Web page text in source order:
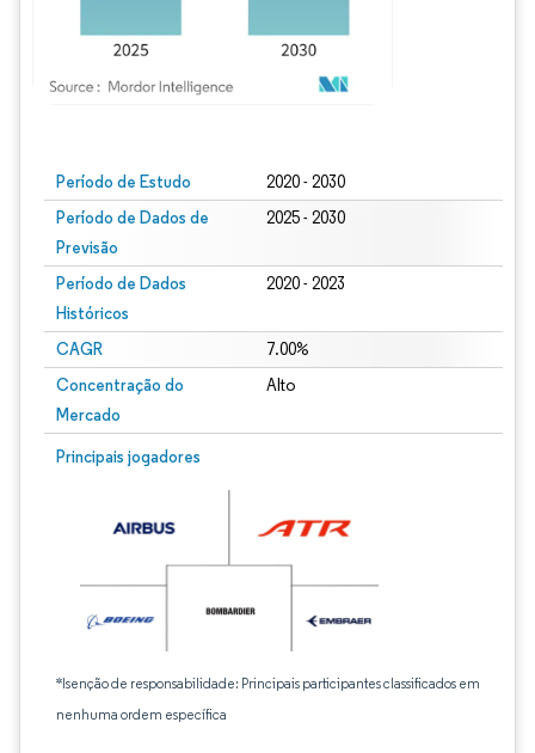
Período de Estudo 2020 - 2030
Período de Dados de
Previsão
2025 - 2030
Período de Dados
Históricos
2020 - 2023
CAGR 7.00%
Concentração do
Mercado
Alto
Principais jogadores
*Isenção de responsabilidade: Principais participantes classificados em
nenhuma ordem específica